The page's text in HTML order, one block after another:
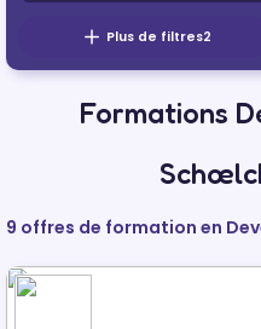
Plus de filtres2
Formations
9 offres de formation en